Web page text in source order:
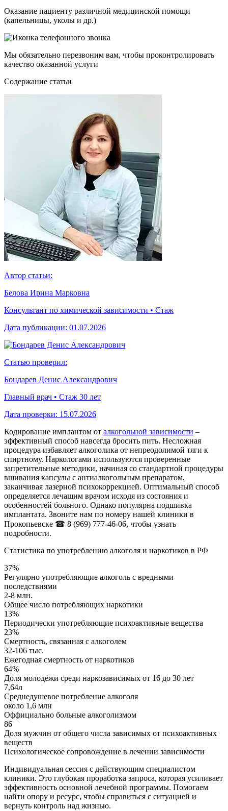
Оказание пациенту различной медицинской помощи
(капельницы, уколы и др.)
Мы обязательно перезвоним вам, чтобы проконтролировать
качество оказанной услуги
Cодержание статьи
Автор статьи:
Белова Ирина Марковна
Консультант по химической зависимости • Стаж
Дата публикации: 01.07.2026
Статью проверил:
Бондарев Денис Александрович
Главный врач • Стаж 30 лет
Дата проверки: 15.07.2026
Кодирование имплантом от алкогольной зависимости –
эффективный способ навсегда бросить пить. Несложная
процедура избавляет алкоголика от непреодолимой тяги к
спиртному. Наркологами используются проверенные
запретительные методики, начиная со стандартной процедуры
вшивания капсулы с антиалкогольным препаратом,
заканчивая лазерной психокоррекцией. Оптимальный способ
определяется лечащим врачом исходя из состояния и
особенностей больного. Однако популярна подшивка
имплантата. Звоните нам по номеру нашей клиники в
Прокопьевске ☎ 8 (969) 777-46-06, чтобы узнать
подробности.
Статистика по употреблению алкоголя и наркотиков в РФ
37%
Регулярно употребляющие алкоголь с вредными
последствиями
2-8 млн.
Общее число потребляющих наркотики
13%
Периодически употребляющие психоактивные вещества
23%
Смертность, связанная с алкоголем
32-106 тыс.
Ежегодная смертность от наркотиков
64%
Доля молодёжи среди наркозависимых от 16 до 30 лет
7,64л
Среднедушевое потребление алкоголя
около 1,6 млн
Оффициально больные алкоголизмом
86
Доля мужчин от общего числа зависимых от психоактивных
веществ
Психологическое сопровождение в лечении зависимости
Индивидуальная сессия с действующим специалистом
клиники. Это глубокая проработка запроса, которая усиливает
эффективность основной лечебной программы. Помогаем
найти опору и ресурс, чтобы справиться с ситуацией и
вернуть контроль над жизнью.